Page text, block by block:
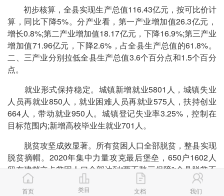
初步核算，全县实现生产总值116.43亿元，按可比价计
算，同比下降5%。分产业看，第一产业增加值26.3亿元，
增长0.8%;第二产业增加值18.17亿元，下降16.9%;第三产业
增加值71.96亿元，下降2.6%，占全县生产总值的61.8%。
二、三产业分别拉低全县生产总值3.6个百分点和1.5个百分
点。
就业形式保持稳定。城镇新增就业5801人，城镇失业
人员再就业850人，就业困难人员再就业575人，扶持创业
664人，带动就业950人。城镇登记失业率3.25%，控制在
目标范围内;新增高校毕业生就业701人。
脱贫攻坚成效显著。所有贫困人口全部脱贫，整县实现
脱贫摘帽。2020年集中力量攻克最后堡垒，650户1602人
留存建档立卡贫困人口全部达到“两不愁三保障”;全县脱贫不
稳定户508户1459人，收入超过国家扶贫标准;边缘易致贫
户466户1434人，主要致贫风险全部消除。贫困劳动力
首页 类目 文档 我们